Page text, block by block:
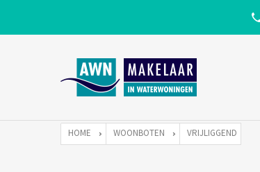
HOME WOONBOTEN VRIJLIGGEND